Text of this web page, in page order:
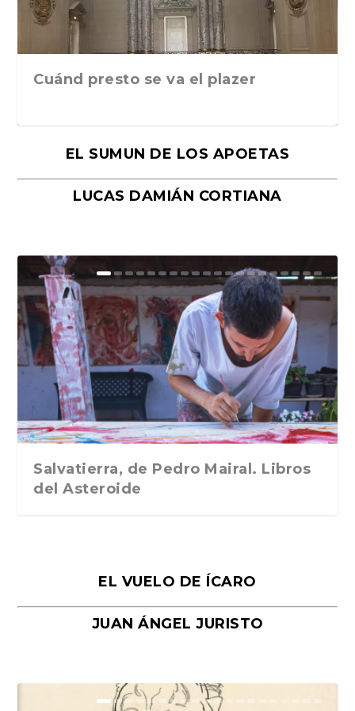
Cuánd presto se va el plazer
Moral, de Lyra Ekström Lindbäck.
Traducción de Car...
Revolución, de Hugo Gonçalves.
Libros del Asteroid...
«La música ha sido el gran amor de
mi vida». Esthe...
«El barman del Ritz», de Philippe
Collin. Traducci...
Mañanas de editorial, noches de
Bocaccio
EL SUMUN DE LOS APOETAS
LUCAS DAMIÁN CORTIANA
Salvatierra, de Pedro Mairal. Libros
del Asteroide
EL VUELO DE ÍCARO
JUAN ÁNGEL JURISTO